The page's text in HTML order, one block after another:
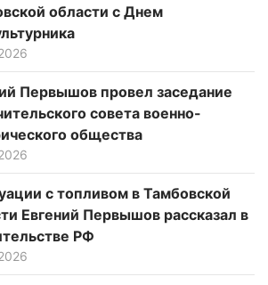
области с Днем
Первышов провел заседание
совета военно-
общества
с топливом в Тамбовской
Евгений Первышов рассказал в
РФ